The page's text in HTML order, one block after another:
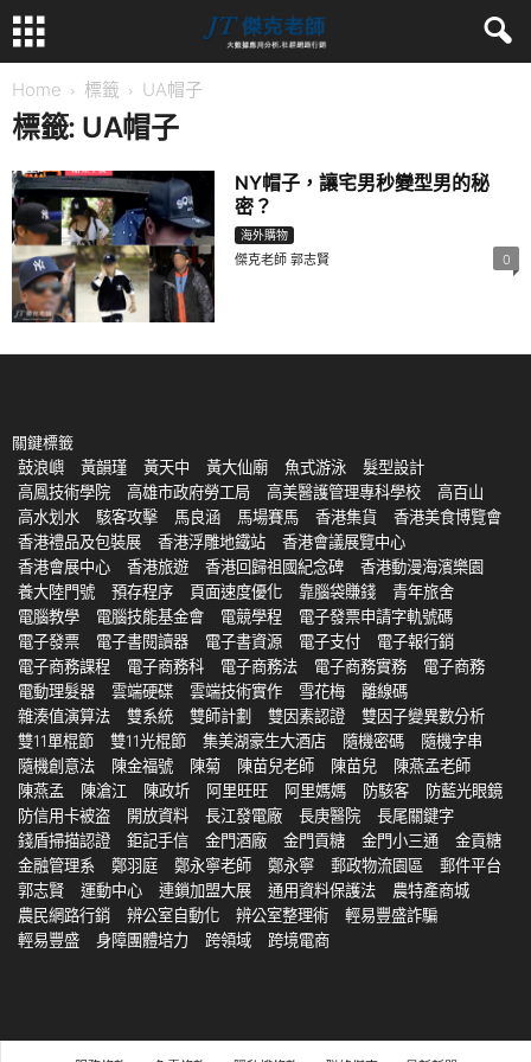
Home 標籤 UA帽子
標籤: UA帽子
NY帽子，讓宅男秒變型男的秘
密？
海外購物
傑克老師 郭志賢 0
關鍵標籤
鼓浪嶼
黃韻瑾 黃天中 黃大仙廟 魚式游泳
髮型設計
高鳳技術學院
高雄市政府勞工局 高美醫護管理專科學校
高百山
高水划水
駭客攻擊 馬良涵 馬場賽馬 香港集貨
香港美食博覽會
香港禮品及包裝展
香港浮雕地鐵站
香港會議展覽中心
香港會展中心
香港旅遊 香港回歸祖國紀念碑
香港動漫海濱樂園
養大陸門號
預存程序 頁面速度優化 靠腦袋賺錢
青年旅舍
電腦教學
電腦技能基金會 電競學程
電子發票申請字軌號碼
電子發票
電子書閱讀器 電子書資源 電子支付
電子報行銷
電子商務課程
電子商務科 電子商務法 電子商務實務
電子商務
電動理髮器
雲端硬碟 雲端技術實作 雪花梅
離線碼
雜湊值演算法
雙系統 雙師計劃 雙因素認證
雙因子變異數分析
雙11單棍節
雙11光棍節 集美湖豪生大酒店 隨機密碼
隨機字串
隨機創意法
陳金福號 陳菊 陳苗兒老師 陳苗兒
陳燕孟老師
陳燕孟
陳滄江 陳政圻 阿里旺旺 阿里媽媽 防駭客
防藍光眼鏡
防信用卡被盗
開放資料 長江發電廠 長庚醫院
長尾關鍵字
錢盾掃描認證
鉅記手信 金門酒廠 金門貢糖 金門小三通
金貢糖
金融管理系
鄭羽庭 鄭永寧老師 鄭永寧 郵政物流園區
郵件平台
郭志賢
運動中心 連鎖加盟大展 通用資料保護法
農特產商城
農民網路行銷
辨公室自動化 辨公室整理術
輕易豐盛詐騙
輕易豐盛
身障團體培力 跨領域 跨境電商